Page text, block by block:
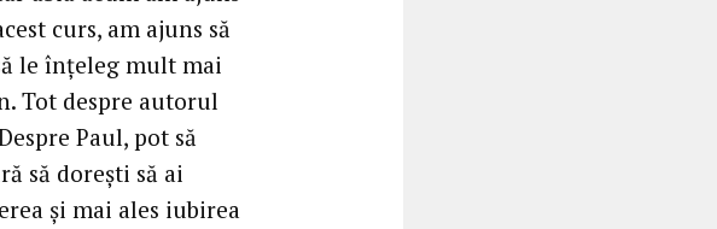
curs, am ajuns să
le înțeleg mult mai
Tot despre autorul
Paul, pot să
să dorești să ai
și mai ales iubirea